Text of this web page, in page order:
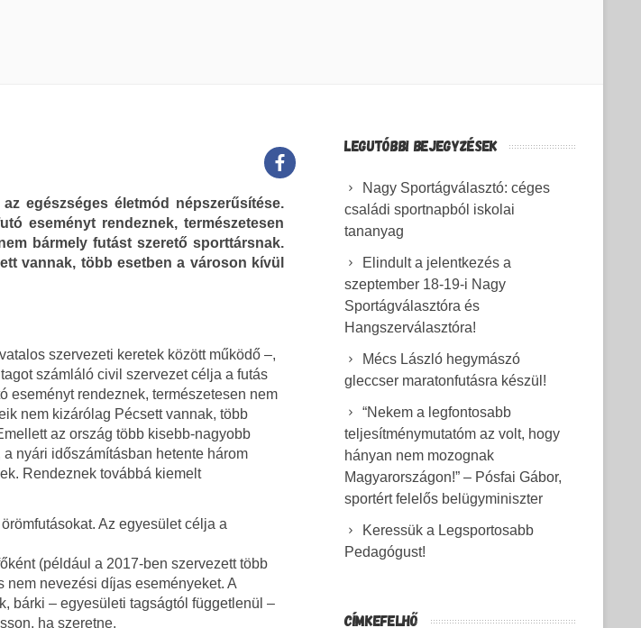
egészséges életmód népszerűsítése.
eseményt rendeznek, természetesen
bármely futást szerető sporttársnak.
vannak, több esetben a városon kívül
szervezeti keretek között működő –,
számláló civil szervezet célja a futás
eseményt rendeznek, természetesen nem
nem kizárólag Pécsett vannak, több
az ország több kisebb-nagyobb
nyári időszámításban hetente három
Rendeznek továbbá kiemelt
Az egyesület célja a
(például a 2017-ben szervezett több
nem nevezési díjas eseményeket. A
bárki – egyesületi tagságtól függetlenül –
ha szeretne.
LEGUTÓBBI BEJEGYZÉSEK
Nagy Sportágválasztó: céges
családi sportnapból iskolai
tananyag
Elindult a jelentkezés a
szeptember 18-19-i Nagy
Sportágválasztóra és
Hangszerválasztóra!
Mécs László hegymászó
gleccser maratonfutásra készül!
“Nekem a legfontosabb
teljesítménymutatóm az volt, hogy
hányan nem mozognak
Magyarországon!” – Pósfai Gábor,
sportért felelős belügyminiszter
Keressük a Legsportosabb
Pedagógust!
CÍMKEFELHŐ